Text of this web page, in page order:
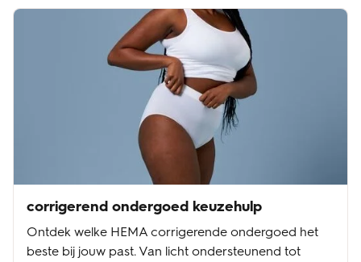
corrigerend ondergoed keuzehulp
Ontdek welke HEMA corrigerende ondergoed het
beste bij jouw past. Van licht ondersteunend tot